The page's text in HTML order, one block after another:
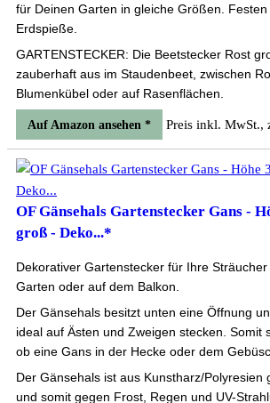
für Deinen Garten in gleiche Größen.
Erdspieße.
GARTENSTECKER: Die Beetstecker Rost
zauberhaft aus im Staudenbeet, zwischen
Blumenkübel oder auf Rasenflächen.
Auf Amazon ansehen * Preis inkl. MwSt.,
OF Gänsehals Gartenstecker Gans -
groß - Deko...*
Dekorativer Gartenstecker für Ihre
Garten oder auf dem Balkon.
Der Gänsehals besitzt unten eine Öffnung
ideal auf Ästen und Zweigen stecken. Somit
ob eine Gans in der Hecke oder dem
Der Gänsehals ist aus Kunstharz/Polyresien
und somit gegen Frost, Regen und UV-